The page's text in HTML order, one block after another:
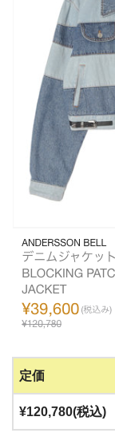
定価
¥120,780(税込)